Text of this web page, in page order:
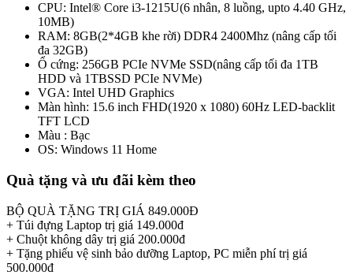
CPU: Intel® Core i3-1215U(6 nhân, 8 luồng, upto 4.40 GHz,
10MB)
RAM: 8GB(2*4GB khe rời) DDR4 2400Mhz (nâng cấp tối
đa 32GB)
Ổ cứng: 256GB PCIe NVMe SSD(nâng cấp tối đa 1TB
HDD và 1TBSSD PCIe NVMe)
VGA: Intel UHD Graphics
Màn hình: 15.6 inch FHD(1920 x 1080) 60Hz LED-backlit
TFT LCD
Màu : Bạc
OS: Windows 11 Home
Quà tặng và ưu đãi kèm theo
BỘ QUÀ TẶNG TRỊ GIÁ 849.000Đ
+ Túi đựng Laptop trị giá 149.000đ
+ Chuột không dây trị giá 200.000đ
+ Tặng phiếu vệ sinh bảo dưỡng Laptop, PC miễn phí trị giá
500.000đ